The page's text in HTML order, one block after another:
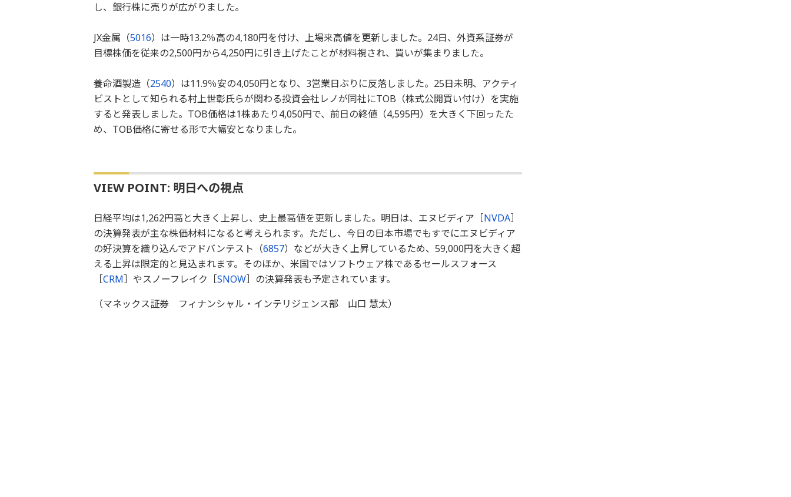
し、銀行株に売りが広がりました。
JX金属（5016）は一時13.2％高の4,180円を付け、上場来高値を更新しました。24日、外資系証券が
目標株価を従来の2,500円から4,250円に引き上げたことが材料視され、買いが集まりました。
養命酒製造（2540）は11.9％安の4,050円となり、3営業日ぶりに反落しました。25日未明、アクティ
ビストとして知られる村上世彰氏らが関わる投資会社レノが同社にTOB（株式公開買い付け）を実施
すると発表しました。TOB価格は1株あたり4,050円で、前日の終値（4,595円）を大きく下回ったた
め、TOB価格に寄せる形で大幅安となりました。
VIEW POINT: 明日への視点
日経平均は1,262円高と大きく上昇し、史上最高値を更新しました。明日は、エヌビディア［NVDA］
の決算発表が主な株価材料になると考えられます。ただし、今日の日本市場でもすでにエヌビディア
の好決算を織り込んでアドバンテスト（6857）などが大きく上昇しているため、59,000円を大きく超
える上昇は限定的と見込まれます。そのほか、米国ではソフトウェア株であるセールスフォース
［CRM］やスノーフレイク［SNOW］の決算発表も予定されています。
（マネックス証券 フィナンシャル・インテリジェンス部 山口 慧太）